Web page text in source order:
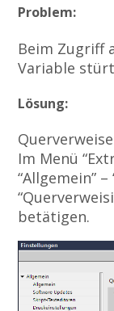
Problem:
Beim Zugriff
Variable
Lösung:
Im Menü
“Allgemein”
betätigen.